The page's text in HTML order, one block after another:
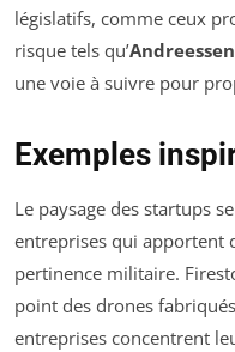
législatifs, comme ceux
risque tels qu’
une voie à suivre pour
Exemples
Le paysage des startups
entreprises qui apportent
pertinence militaire.
point des drones
entreprises concentrent